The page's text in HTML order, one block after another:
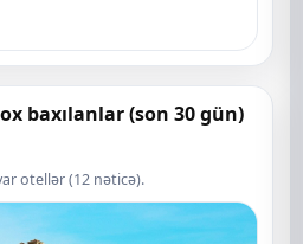
baxılanlar (son 30 gün)
otellər (12 nəticə).